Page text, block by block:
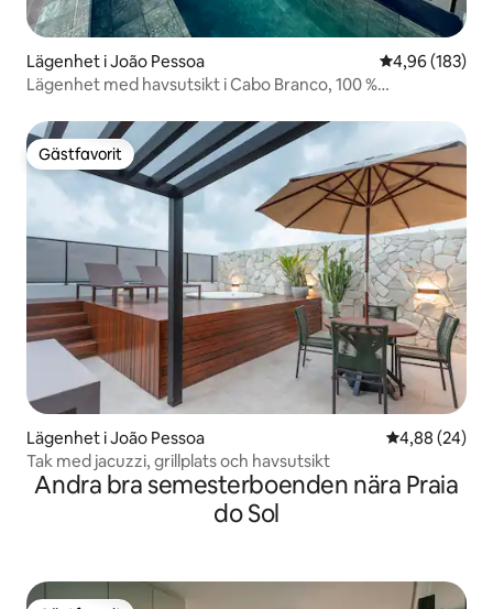
Lägenhet i João Pessoa 4,96 av 5 i
4,96 (183)
Lägenhet med havsutsikt i Cabo Branco, 100 %
Gästfavorit
Gästfavorit
Lägenhet i João Pessoa 4,88 av 5 i
4,88 (24)
Tak med jacuzzi, grillplats och havsutsikt
Andra bra semesterboenden nära Praia
do Sol